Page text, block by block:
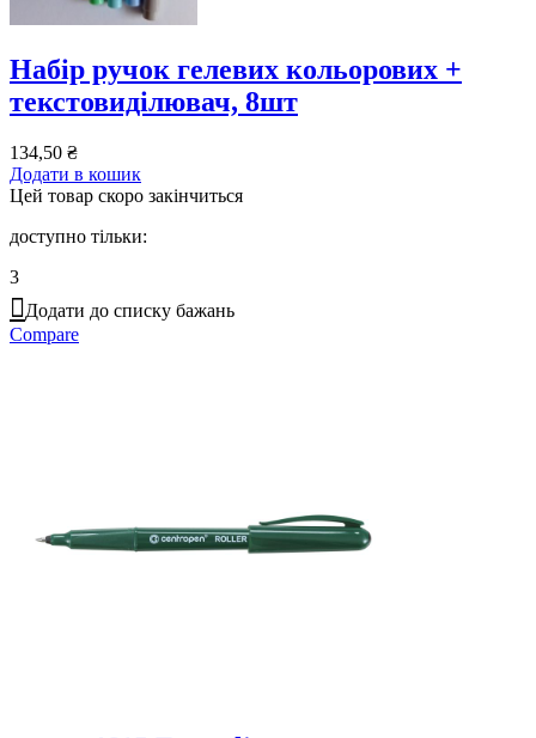
Набір ручок гелевих кольорових +
текстовиділювач, 8шт
134,50 ₴
Додати в кошик
Цей товар скоро закінчиться
доступно тільки:
3
Додати до списку бажань
Compare